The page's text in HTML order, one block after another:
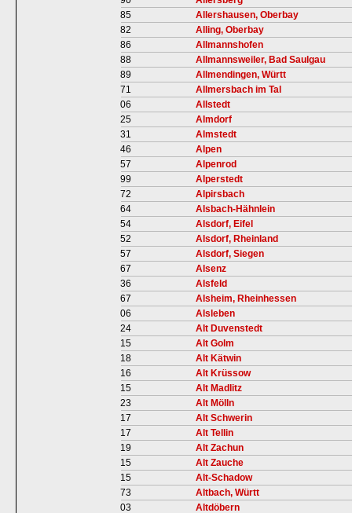
85
Allershausen, Oberbay
82
Alling, Oberbay
86
Allmannshofen
88
Allmannsweiler, Bad Saulgau
89
Allmendingen, Württ
71
Allmersbach im Tal
06
Allstedt
25
Almdorf
31
Almstedt
46
Alpen
57
Alpenrod
99
Alperstedt
72
Alpirsbach
64
Alsbach-Hähnlein
54
Alsdorf, Eifel
52
Alsdorf, Rheinland
57
Alsdorf, Siegen
67
Alsenz
36
Alsfeld
67
Alsheim, Rheinhessen
06
Alsleben
24
Alt Duvenstedt
15
Alt Golm
18
Alt Kätwin
16
Alt Krüssow
15
Alt Madlitz
23
Alt Mölln
17
Alt Schwerin
17
Alt Tellin
19
Alt Zachun
15
Alt Zauche
15
Alt-Schadow
73
Altbach, Württ
03
Altdöbern